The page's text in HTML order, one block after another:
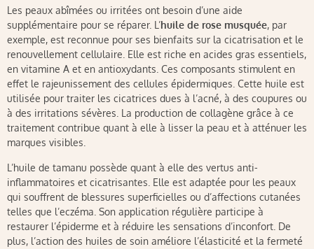
Les peaux abîmées ou irritées ont besoin d’une aide
supplémentaire pour se réparer. L’huile de rose musquée, par
exemple, est reconnue pour ses bienfaits sur la cicatrisation et le
renouvellement cellulaire. Elle est riche en acides gras essentiels,
en vitamine A et en antioxydants. Ces composants stimulent en
effet le rajeunissement des cellules épidermiques. Cette huile est
utilisée pour traiter les cicatrices dues à l’acné, à des coupures ou
à des irritations sévères. La production de collagène grâce à ce
traitement contribue quant à elle à lisser la peau et à atténuer les
marques visibles.
L’huile de tamanu possède quant à elle des vertus anti-
inflammatoires et cicatrisantes. Elle est adaptée pour les peaux
qui souffrent de blessures superficielles ou d’affections cutanées
telles que l’eczéma. Son application régulière participe à
restaurer l’épiderme et à réduire les sensations d’inconfort. De
plus, l’action des huiles de soin améliore l’élasticité et la fermeté